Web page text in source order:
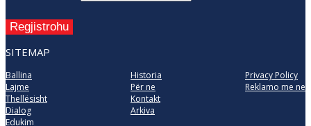
Regjistrohu
SITEMAP
Ballina
Lajme
Thellësisht
Dialog
Edukim
Historia
Për ne
Kontakt
Arkiva
Privacy Policy
Reklamo me ne